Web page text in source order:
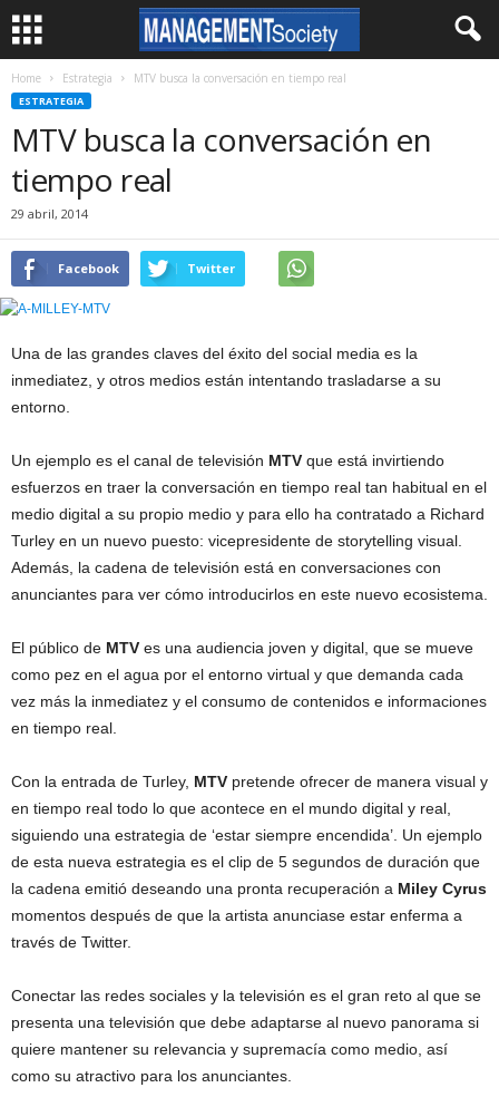
Home Estrategia MTV busca la conversación en tiempo real
ESTRATEGIA
MTV busca la conversación en
tiempo real
29 abril, 2014
Facebook Twitter
Una de las grandes claves del éxito del social media es la
inmediatez, y otros medios están intentando trasladarse a su
entorno.
Un ejemplo es el canal de televisión MTV que está invirtiendo
esfuerzos en traer la conversación en tiempo real tan habitual en el
medio digital a su propio medio y para ello ha contratado a Richard
Turley en un nuevo puesto: vicepresidente de storytelling visual.
Además, la cadena de televisión está en conversaciones con
anunciantes para ver cómo introducirlos en este nuevo ecosistema.
El público de MTV es una audiencia joven y digital, que se mueve
como pez en el agua por el entorno virtual y que demanda cada
vez más la inmediatez y el consumo de contenidos e informaciones
en tiempo real.
Con la entrada de Turley, MTV pretende ofrecer de manera visual y
en tiempo real todo lo que acontece en el mundo digital y real,
siguiendo una estrategia de ‘estar siempre encendida’. Un ejemplo
de esta nueva estrategia es el clip de 5 segundos de duración que
la cadena emitió deseando una pronta recuperación a Miley Cyrus
momentos después de que la artista anunciase estar enferma a
través de Twitter.
Conectar las redes sociales y la televisión es el gran reto al que se
presenta una televisión que debe adaptarse al nuevo panorama si
quiere mantener su relevancia y supremacía como medio, así
como su atractivo para los anunciantes.